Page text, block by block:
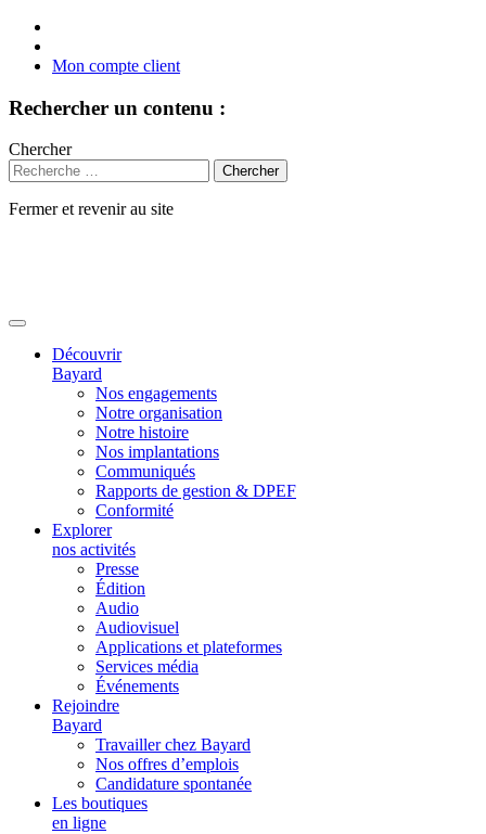
Mon compte client
Rechercher un contenu :
Chercher
Fermer et revenir au site
Découvrir
Bayard
Nos engagements
Notre organisation
Notre histoire
Nos implantations
Communiqués
Rapports de gestion & DPEF
Conformité
Explorer
nos activités
Presse
Édition
Audio
Audiovisuel
Applications et plateformes
Services média
Événements
Rejoindre
Bayard
Travailler chez Bayard
Nos offres d’emplois
Candidature spontanée
Les boutiques
en ligne